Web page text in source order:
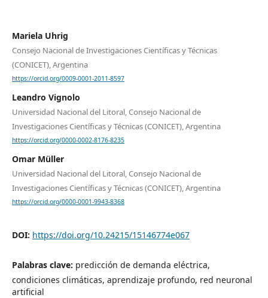
Mariela Uhrig
Consejo Nacional de Investigaciones Científicas y Técnicas
(CONICET), Argentina
https://orcid.org/0009-0001-2011-8597
Leandro Vignolo
Universidad Nacional del Litoral, Consejo Nacional de
Investigaciones Científicas y Técnicas (CONICET), Argentina
https://orcid.org/0000-0002-8176-8235
Omar Müller
Universidad Nacional del Litoral, Consejo Nacional de
Investigaciones Científicas y Técnicas (CONICET), Argentina
https://orcid.org/0000-0001-9943-8368
DOI: https://doi.org/10.24215/15146774e067
Palabras clave: predicción de demanda eléctrica,
condiciones climáticas, aprendizaje profundo, red neuronal
artificial